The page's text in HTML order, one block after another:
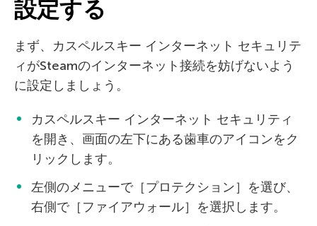
設定する
まず、カスペルスキー インターネット セキュリテ
ィがSteamのインターネット接続を妨げないよう
に設定しましょう。
カスペルスキー インターネット セキュリティ
を開き、画面の左下にある歯車のアイコンをク
リックします。
左側のメニューで［プロテクション］を選び、
右側で［ファイアウォール］を選択します。